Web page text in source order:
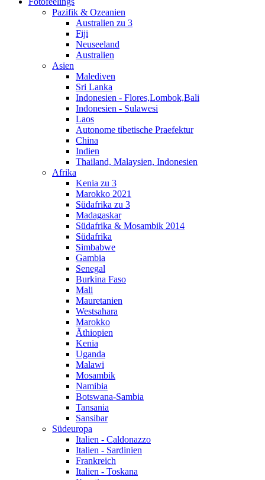
Pazifik & Ozeanien
Australien zu 3
Fiji
Neuseeland
Australien
Asien
Malediven
Sri Lanka
Indonesien - Flores,Lombok,Bali
Indonesien - Sulawesi
Laos
Autonome tibetische Praefektur
China
Indien
Thailand, Malaysien, Indonesien
Afrika
Kenia zu 3
Marokko 2021
Südafrika zu 3
Madagaskar
Südafrika & Mosambik 2014
Südafrika
Simbabwe
Gambia
Senegal
Burkina Faso
Mali
Mauretanien
Westsahara
Marokko
Äthiopien
Kenia
Uganda
Malawi
Mosambik
Namibia
Botswana-Sambia
Tansania
Sansibar
Südeuropa
Italien - Caldonazzo
Italien - Sardinien
Frankreich
Italien - Toskana